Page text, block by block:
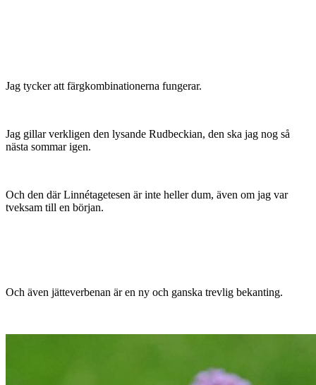
Jag tycker att färgkombinationerna fungerar.
Jag gillar verkligen den lysande Rudbeckian, den ska jag nog så
nästa sommar igen.
Och den där Linnétagetesen är inte heller dum, även om jag var
tveksam till en början.
Och även jätteverbenan är en ny och ganska trevlig bekanting.